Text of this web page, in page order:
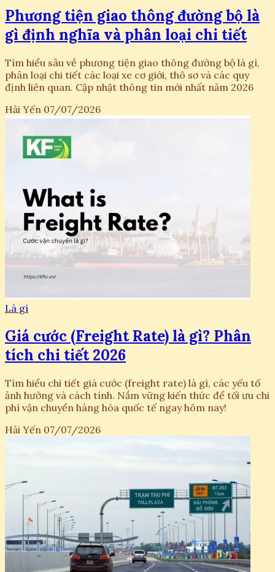
Phương tiện giao thông đường bộ là
gì định nghĩa và phân loại chi tiết
Tìm hiểu sâu về phương tiện giao thông đường bộ là gì,
phân loại chi tiết các loại xe cơ giới, thô sơ và các quy
định liên quan. Cập nhật thông tin mới nhất năm 2026
Hải Yến 07/07/2026
Là gì
Giá cước (Freight Rate) là gì? Phân
tích chi tiết 2026
Tìm hiểu chi tiết giá cước (freight rate) là gì, các yếu tố
ảnh hưởng và cách tính. Nắm vững kiến thức để tối ưu chi
phí vận chuyển hàng hóa quốc tế ngay hôm nay!
Hải Yến 07/07/2026